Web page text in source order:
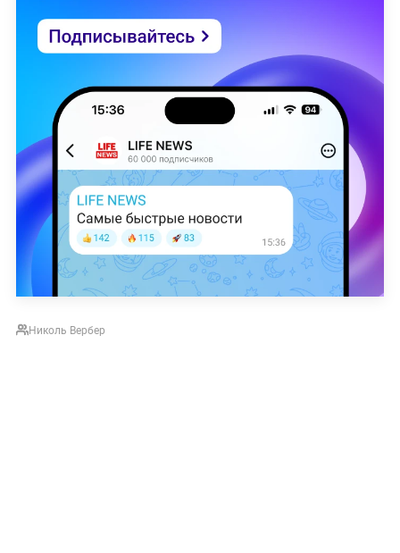
Николь Вербер